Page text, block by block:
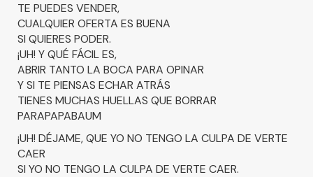
TE PUEDES VENDER,
CUALQUIER OFERTA ES BUENA
SI QUIERES PODER.
¡UH! Y QUÉ FÁCIL ES,
ABRIR TANTO LA BOCA PARA OPINAR
Y SI TE PIENSAS ECHAR ATRÁS
TIENES MUCHAS HUELLAS QUE BORRAR
PARAPAPABAUM
¡UH! DÉJAME, QUE YO NO TENGO LA CULPA DE VERTE
CAER
SI YO NO TENGO LA CULPA DE VERTE CAER.